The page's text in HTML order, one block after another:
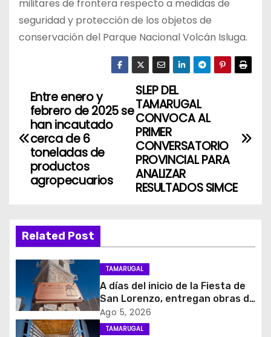
militares de frontera respecto a medidas de
seguridad y protección de los objetos de
conservación del Parque Nacional Volcán Isluga.
N
v
a
c
ó
n
SLEP DEL
TAMARUGAL
CONVOCA AL
PRIMER
CONVERSATORIO
PROVINCIAL PARA
ANALIZAR
RESULTADOS SIMCE
Entre enero y
febrero de 2025 se
han incautado
cerca de 6
toneladas de
productos
agropecuarios
Related Post
TAMARUGAL
A días del inicio de la Fiesta de
San Lorenzo, entregan obras de
emergencia para resguardar su
histórico campanario
Ago 5, 2026
TAMARUGAL